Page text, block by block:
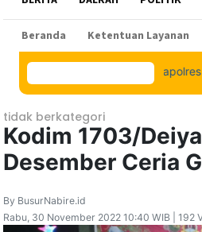
Beranda Ketentuan Layanan
Kapolres Nabire
tidak berkategori
Kodim 1703/
Desember Ceria
By BusurNabire.id
Rabu, 30 November 2022 10:40 WIB | 192